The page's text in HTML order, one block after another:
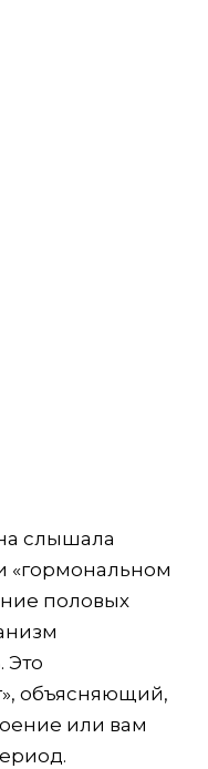
слышала
«гормональном
половых
Это
объясняющий,
или вам